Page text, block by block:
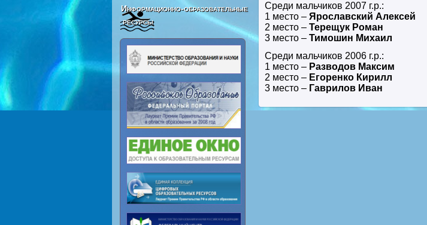
Информационно-образовательные
ресурсы
Среди мальчиков 2007 г.р.:
1 место – Ярославский Алексей
2 место – Терещук Роман
3 место – Тимошин Михаил
Среди мальчиков 2006 г.р.:
1 место – Разводов Максим
2 место – Егоренко Кирилл
3 место – Гаврилов Иван